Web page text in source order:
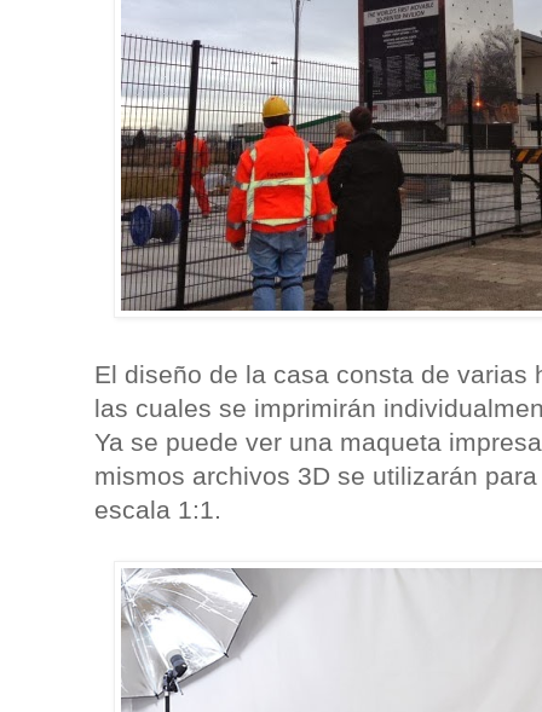
El diseño de la casa consta de varias
las cuales se imprimirán
Ya se puede ver una maqueta
mismos archivos 3D se utilizarán
escala 1:1.